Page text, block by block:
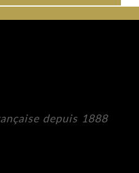
depuis 1888